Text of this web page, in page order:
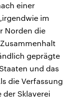
einer
im
Norden die
geprägte
und das
die Verfassung
Sklaverei